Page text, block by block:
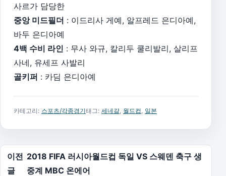
사르가 담당한
중앙 미드필더 : 이드리사 게예, 알프레드 은디아예,
바두 은디아예
4백 수비 라인 : 무사 와규, 칼리두 쿨리발리, 살리프
사네, 유세프 사발리
골키퍼 : 카딤 은디아예
카테고리: 스포츠/각종경기태그: 세네갈 월드컵 일본
글 탐색
이전
글
2018 FIFA 러시아월드컵 독일 VS 스웨덴 축구 생
중계 MBC 온에어